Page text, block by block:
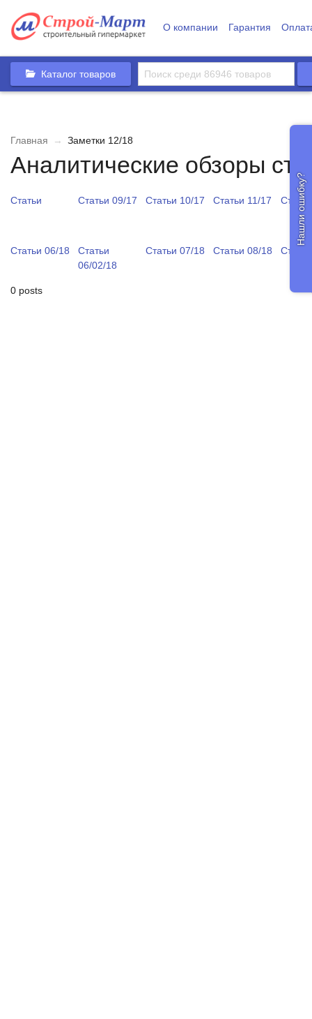
О компании Гарантия
Каталог товаров
Главная → Заметки 12/18
Аналитические обзоры
Статьи Статьи 09/17 Статьи 10/17 Статьи 11/17
Статьи 06/18
Статьи
06/02/18
Статьи 07/18 Статьи 08/18
0 posts
Нашли ошибку?